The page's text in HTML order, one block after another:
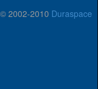
2002-2010 Duraspace